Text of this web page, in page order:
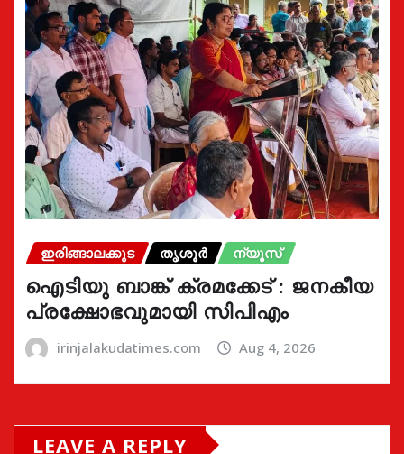
ഇരിങ്ങാലക്കുട തൃശൂർ ന്യൂസ്
ഐടിയു ബാങ്ക് ക്രമക്കേട് : ജനകീയ
പ്രക്ഷോഭവുമായി സിപിഎം
irinjalakudatimes.com Aug 4, 2026
LEAVE A REPLY